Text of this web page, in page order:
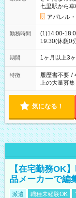
七里駅から
アパレル
勤務時間
(1)14:00-
19:30(休憩0
ます
期間 1ヶ月以上3
特徴 履歴書不要 /
上の大量募集
気になる！
【在宅勤務OK
品メーカーで編
派遣 職種未経験OK